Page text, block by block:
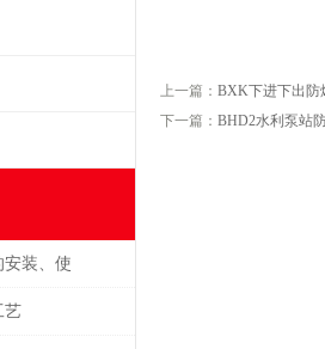
上一篇： BXK下进下出防
下一篇： BHD2水利泵站
装、使
艺